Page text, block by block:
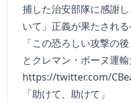
捕した治安部隊に感謝
いて」正義が果たされる
「この恐ろしい攻撃の
とクレマン・ボーヌ運輸
https://twitter.com/
「助けて、助けて」